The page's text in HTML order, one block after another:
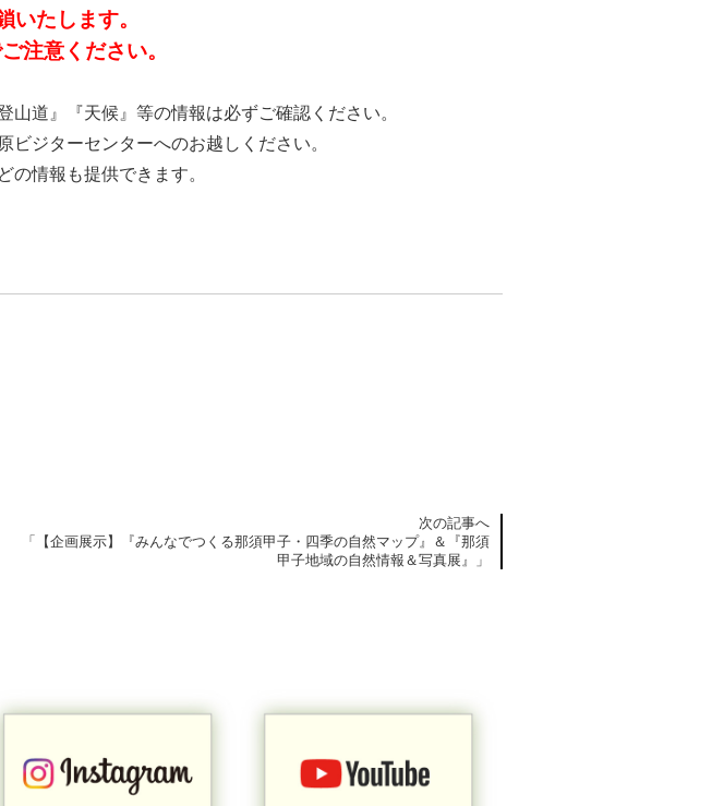
たします。
注意ください。
道』『天候』等の情報は必ずご確認ください。
ジターセンターへのお越しください。
の情報も提供できます。
次の記事へ
「【企画展示】『みんなでつくる那須甲子・四季の自然マップ』＆『那須
甲子地域の自然情報＆写真展』」